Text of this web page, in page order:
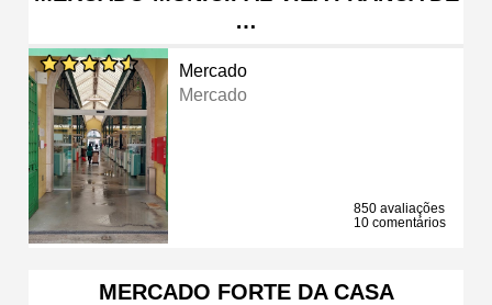
…
Mercado
Mercado
850 avaliações
10 comentários
MERCADO FORTE DA CASA